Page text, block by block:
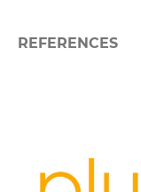
REFERENCES